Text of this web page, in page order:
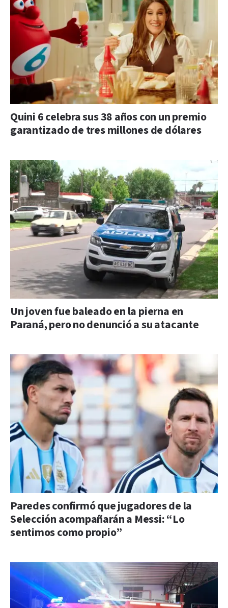
Quini 6 celebra sus 38 años con un premio
garantizado de tres millones de dólares
Un joven fue baleado en la pierna en
Paraná, pero no denunció a su atacante
Paredes confirmó que jugadores de la
Selección acompañarán a Messi: “Lo
sentimos como propio”